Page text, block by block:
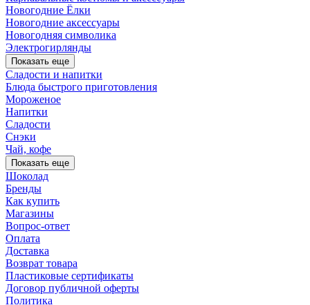
Новогодние Ёлки
Новогодние аксессуары
Новогодняя символика
Электрогирлянды
Показать еще
Сладости и напитки
Блюда быстрого приготовления
Мороженое
Напитки
Сладости
Снэки
Чай, кофе
Показать еще
Шоколад
Бренды
Как купить
Магазины
Вопрос-ответ
Оплата
Доставка
Возврат товара
Пластиковые сертификаты
Договор публичной оферты
Политика